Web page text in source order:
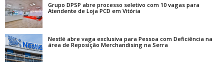
Grupo DPSP abre processo seletivo com 10 vagas para
Atendente de Loja PCD em Vitória
Nestlé abre vaga exclusiva para Pessoa com Deficiência na
área de Reposição Merchandising na Serra